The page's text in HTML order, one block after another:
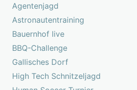
Agentenjagd
Astronautentraining
Bauernhof live
BBQ-Challenge
Gallisches Dorf
High Tech Schnitzeljagd